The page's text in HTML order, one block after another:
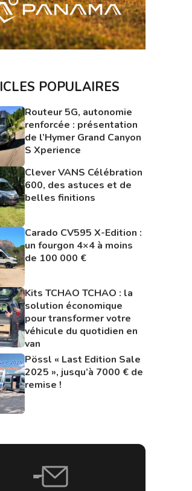
POPULAIRES
Routeur 5G, autonomie
renforcée : présentation
de l’Hymer Grand Canyon
S Xperience
Clever VANS Célébration
600, des astuces et de
belles finitions
Carado CV595 X-Edition :
un fourgon 4×4 à moins
de 100 000 €
Kits TCHAO TCHAO : la
solution économique
pour transformer votre
véhicule du quotidien en
van
Pössl « Last Edition Sale
2025 », jusqu’à 7000 € de
remise !